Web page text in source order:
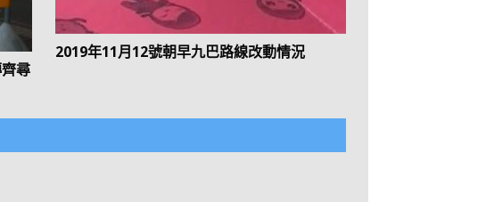
尋
2019年11月12號朝早九巴路線改動情況